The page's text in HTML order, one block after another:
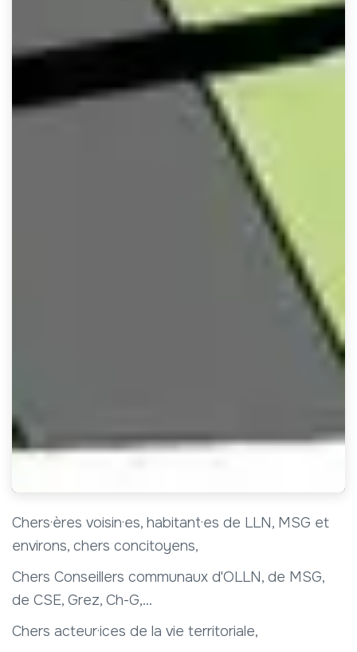
Chers·ères voisin·es, habitant·es de LLN, MSG et
environs, chers concitoyens,
Chers Conseillers communaux d'OLLN, de MSG,
de CSE, Grez, Ch-G,...
Chers acteur·ices de la vie territoriale,